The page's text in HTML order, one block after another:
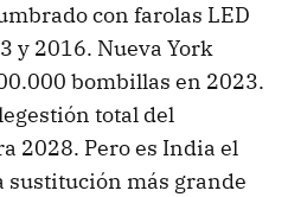
con farolas LED
y 2016. Nueva York
bombillas en 2023.
total del
2028. Pero es India el
sustitución más grande